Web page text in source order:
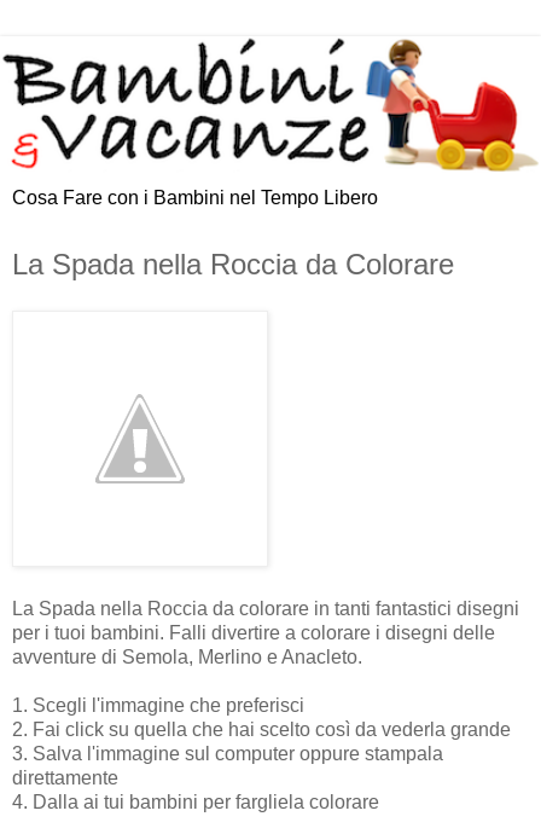
Cosa Fare con i Bambini nel Tempo Libero
La Spada nella Roccia da Colorare
La Spada nella Roccia da colorare in tanti fantastici disegni
per i tuoi bambini. Falli divertire a colorare i disegni delle
avventure di Semola, Merlino e Anacleto.
1. Scegli l'immagine che preferisci
2. Fai click su quella che hai scelto così da vederla grande
3. Salva l'immagine sul computer oppure stampala
direttamente
4. Dalla ai tui bambini per fargliela colorare